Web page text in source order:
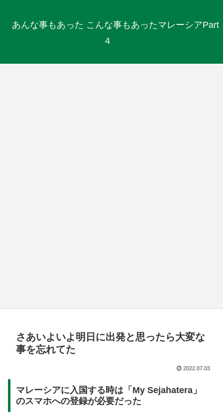
あんな事もあった こんな事もあったマレーシアPart
４
さあいよいよ明日に出発と思ったら大変な
事を忘れてた
2022.07.03
マレーシアに入国する時は「My Sejahatera」
のスマホへの登録が必要だった